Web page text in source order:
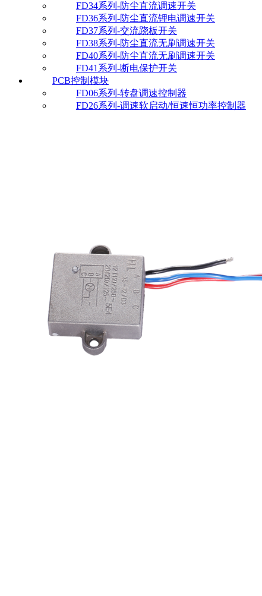
FD34系列-防尘直流调速开关
FD36系列-防尘直流锂电调速开关
FD37系列-交流跷板开关
FD38系列-防尘直流无刷调速开关
FD40系列-防尘直流无刷调速开关
FD41系列-断电保护开关
PCB控制模块
FD06系列-转盘调速控制器
FD26系列-调速软启动/恒速恒功率控制器